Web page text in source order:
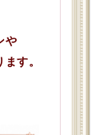
や
す。